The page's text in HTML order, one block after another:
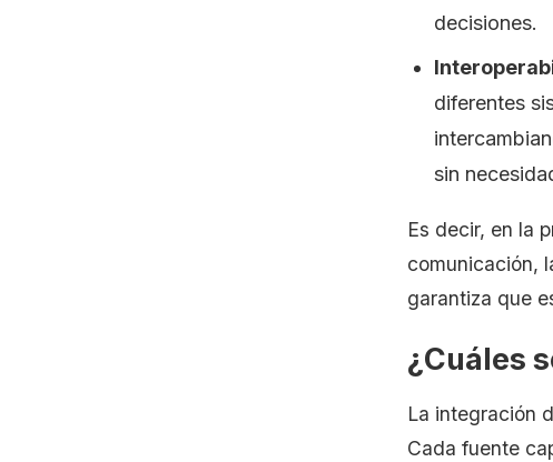
decisiones.
diferentes
sin
Es decir, en la
comunicación,
garantiza que
¿Cuáles
La integración
Cada fuente